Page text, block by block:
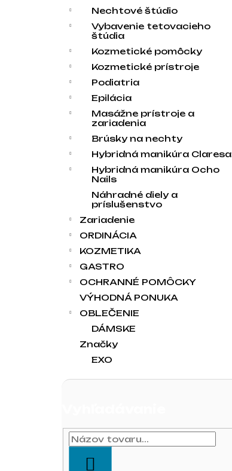
Nechtové štúdio
Vybavenie tetovacieho
štúdia
Kozmetické pomôcky
Kozmetické prístroje
Podiatria
Epilácia
Masážne prístroje a
zariadenia
Brúsky na nechty
Hybridná manikúra Claresa
Hybridná manikúra Ocho
Nails
Náhradné diely a
príslušenstvo
Zariadenie
ORDINÁCIA
KOZMETIKA
GASTRO
OCHRANNÉ POMÔCKY
VÝHODNÁ PONUKA
OBLEČENIE
DÁMSKE
Značky
EXO